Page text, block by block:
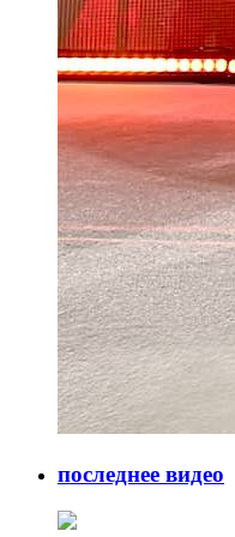
последнее видео